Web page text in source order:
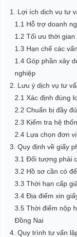
1. Lợi ích dịch vụ tư
1.1 Hỗ trợ doanh
1.2 Tối ưu thời
1.3 Hạn chế các
1.4 Góp phần xây
nghiệp
2. Lưu ý dịch vụ tư
2.1 Xác định đúng
2.2 Chuẩn bị đầy
2.3 Kiểm tra hệ
2.4 Lựa chọn đơn
3. Quy định về giấy
3.1 Đối tượng phải
3.2 Hồ sơ cần có
3.3 Thời hạn cấp
3.4 Địa điểm xin
3.5 Thời điểm nộp
Đồng Nai
4. Quy trình tư vấn